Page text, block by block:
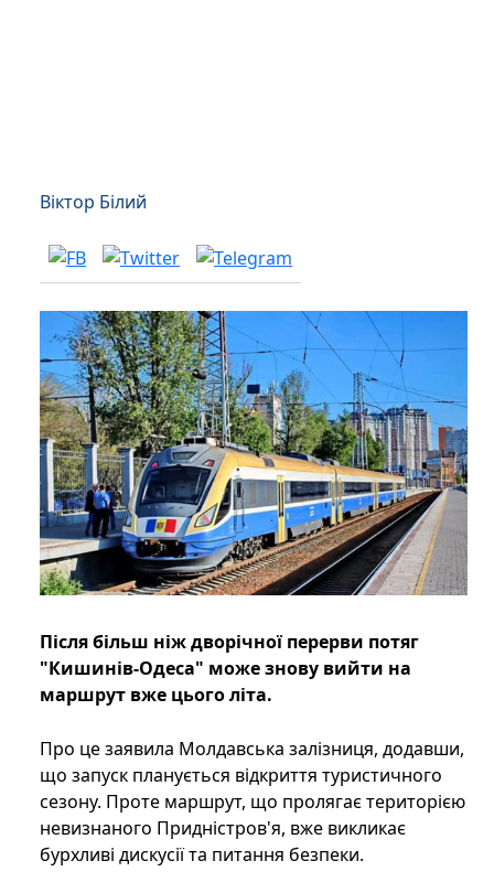
Віктор Білий
Після більш ніж дворічної перерви потяг
"Кишинів-Одеса" може знову вийти на
маршрут вже цього літа.
Про це заявила Молдавська залізниця, додавши,
що запуск планується відкриття туристичного
сезону. Проте маршрут, що пролягає територією
невизнаного Придністров'я, вже викликає
бурхливі дискусії та питання безпеки.